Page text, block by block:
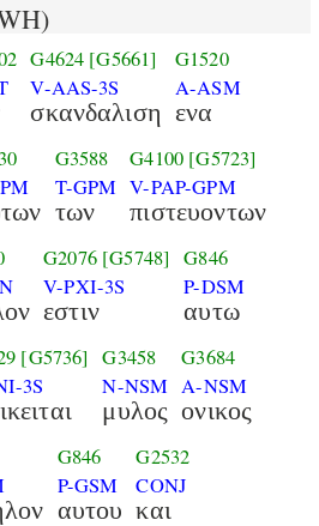
G4624 [G5661]
V-AAS-3S
σκανδαλιση
G1520
A-ASM
ενα
G3588
T-GPM
των
G4100 [G5723]
V-PAP-GPM
πιστευοντων
G2076 [G5748]
V-PXI-3S
εστιν
G846
P-DSM
αυτω
[G5736]
3S
G3458
N-NSM
μυλος
G3684
A-NSM
ονικος
G846
P-GSM
αυτου
G2532
CONJ
και